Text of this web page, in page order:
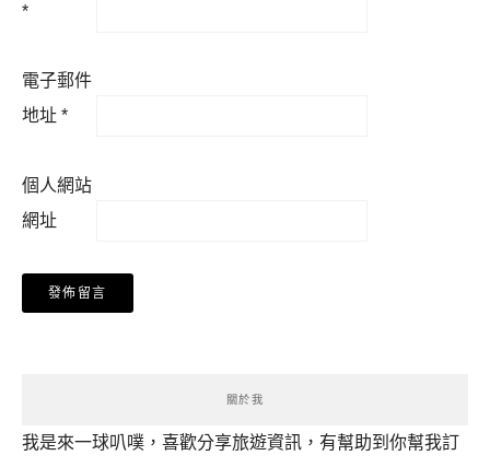
*
電子郵件
地址 *
個人網站
網址
關於我
我是來一球叭噗，喜歡分享旅遊資訊，有幫助到你幫我訂